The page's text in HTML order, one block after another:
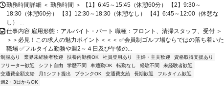
勤務時間詳細 ＜ 勤務時間 ＞ 【1】6:45～15:45（休憩60分） 【2】9:30～
18:30（休憩60分） 【3】12:30～18:30（休憩なし） 【4】6:45～12:00（休憩な
し） ...
仕事内容 雇用形態：アルバイト・パート 職種：フロント、清掃スタッフ、受付 ＞
＞＞必見！この求人の魅力ポイント＜＜＜ ✅会員制ゴルフ場ならではの落ち着いた
職場 ✅フルタイム勤務や週2～４日及び午後の...
制服あり 業界未経験者歓迎 扶養内勤務OK 社員登用あり 主婦・主夫歓迎
資格取得支援あり
フリーター歓迎
シフト自由 学歴不問 車通勤OK 転勤なし 経験不問
未経験者歓迎
交通費全額支給
月1シフト提出 ブランクOK 交通費支給 長期歓迎
フルタイム歓迎
週2・3日からOK